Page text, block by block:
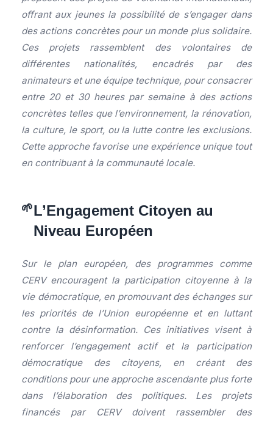
offrant aux jeunes la possibilité de s’engager dans
des actions concrètes pour un monde plus solidaire.
Ces projets rassemblent des volontaires de
différentes nationalités, encadrés par des
animateurs et une équipe technique, pour consacrer
entre 20 et 30 heures par semaine à des actions
concrètes telles que l’environnement, la rénovation,
la culture, le sport, ou la lutte contre les exclusions.
Cette approche favorise une expérience unique tout
en contribuant à la communauté locale.
L’Engagement Citoyen au
Niveau Européen
Sur le plan européen, des programmes comme
CERV encouragent la participation citoyenne à la
vie démocratique, en promouvant des échanges sur
les priorités de l’Union européenne et en luttant
contre la désinformation. Ces initiatives visent à
renforcer l’engagement actif et la participation
démocratique des citoyens, en créant des
conditions pour une approche ascendante plus forte
dans l’élaboration des politiques. Les projets
financés par CERV doivent rassembler des